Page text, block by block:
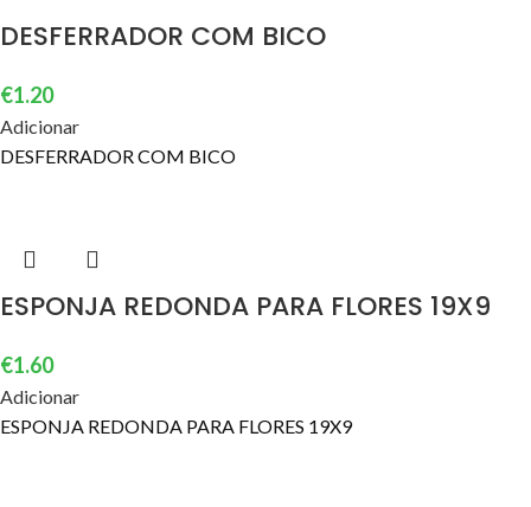
DESFERRADOR COM BICO
€1.20
Adicionar
DESFERRADOR COM BICO
ESPONJA REDONDA PARA FLORES 19X9
€1.60
Adicionar
ESPONJA REDONDA PARA FLORES 19X9